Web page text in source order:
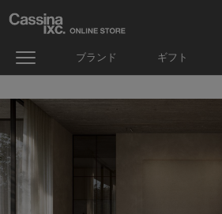
ブランド ギフト